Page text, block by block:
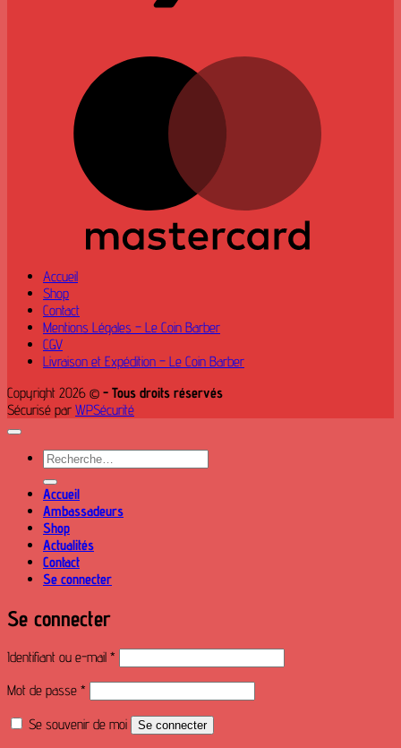
Accueil
Shop
Contact
Mentions Légales – Le Coin Barber
CGV
Livraison et Expédition – Le Coin Barber
Copyright 2026 © - Tous droits réservés
Sécurisé par WPSécurité
Recherche
pour :
Accueil
Ambassadeurs
Shop
Actualités
Contact
Se connecter
Se connecter
Identifiant ou e-mail *
Mot de passe *
Se souvenir de moi Se connecter